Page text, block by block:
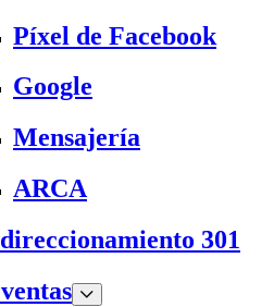
Píxel de Facebook
Google
Mensajería
ARCA
301